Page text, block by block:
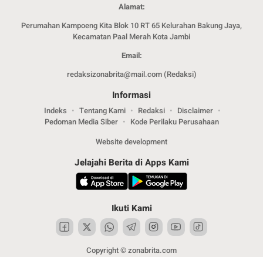
Alamat:
Perumahan Kampoeng Kita Blok 10 RT 65 Kelurahan Bakung Jaya,
Kecamatan Paal Merah Kota Jambi
Email:
redaksizonabrita@mail.com (Redaksi)
Informasi
Indeks Tentang Kami Redaksi
Disclaimer
Pedoman Media Siber
Kode Perilaku Perusahaan
Website development
Jelajahi Berita di Apps Kami
Ikuti Kami
Copyright © zonabrita.com